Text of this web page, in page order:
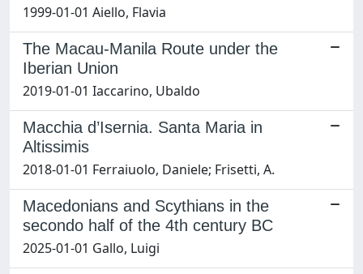
1999-01-01 Aiello, Flavia
The Macau-Manila Route under the
Iberian Union
2019-01-01 Iaccarino, Ubaldo
Macchia d’Isernia. Santa Maria in
Altissimis
2018-01-01 Ferraiuolo, Daniele; Frisetti, A.
Macedonians and Scythians in the
secondo half of the 4th century BC
2025-01-01 Gallo, Luigi